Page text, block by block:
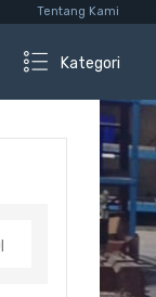
Tentang Kami
Kategori